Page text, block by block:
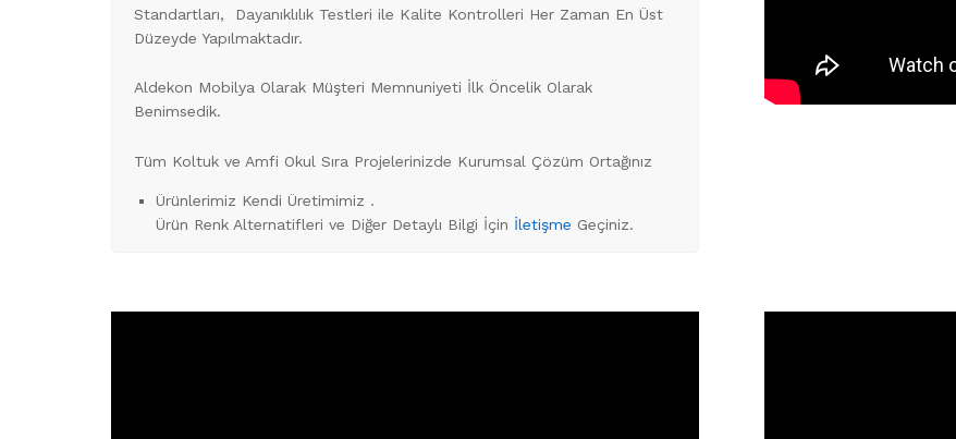
Standartları, Dayanıklılık Testleri ile Kalite Kontrolleri Her Zaman En Üst
Düzeyde Yapılmaktadır.
Aldekon Mobilya Olarak Müşteri Memnuniyeti İlk Öncelik Olarak
Benimsedik.
Tüm Koltuk ve Amfi Okul Sıra Projelerinizde Kurumsal Çözüm Ortağınız
Ürünlerimiz Kendi Üretimimiz .
Ürün Renk Alternatifleri ve Diğer Detaylı Bilgi İçin İletişme Geçiniz.